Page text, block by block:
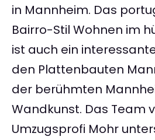
in Mannheim. Das
Bairro-Stil Wohnen im
ist auch ein
den Plattenbauten
der berühmten
Wandkunst. Das Team
Umzugsprofi Mohr